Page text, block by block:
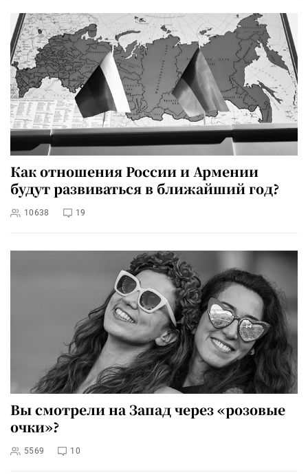
Как отношения России и Армении
будут развиваться в ближайший год?
10638 19
Вы смотрели на Запад через «розовые
очки»?
5569 10